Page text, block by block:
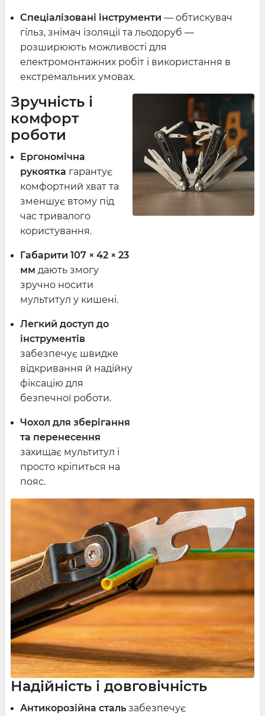
Спеціалізовані інструменти — обтискувач
гільз, знімач ізоляції та льодоруб —
розширюють можливості для
електромонтажних робіт і використання в
екстремальних умовах.
Зручність і
комфорт
роботи
Ергономічна
рукоятка гарантує
комфортний хват та
зменшує втому під
час тривалого
користування.
Габарити 107 × 42 × 23
мм дають змогу
зручно носити
мультитул у кишені.
Легкий доступ до
інструментів
забезпечує швидке
відкривання й надійну
фіксацію для
безпечної роботи.
Чохол для зберігання
та перенесення
захищає мультитул і
просто кріпиться на
пояс.
Надійність і довговічність
Антикорозійна сталь забезпечує